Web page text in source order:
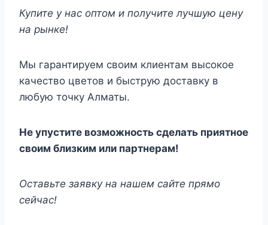
Купите у нас оптом и получите лучшую цену
на рынке!
Мы гарантируем своим клиентам высокое
качество цветов и быструю доставку в
любую точку Алматы.
Не упустите возможность сделать приятное
своим близким или партнерам!
Оставьте заявку на нашем сайте прямо
сейчас!